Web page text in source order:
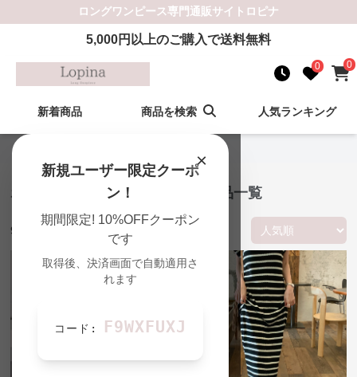
ロングワンピース専門通販サイト ロピナ
5,000円以上のご購入で送料無料
0 0
新着商品 商品を検索 人気ランキング
×
新規ユーザー限定クーポ
ン！
期間限定! 10%OFFクーポン
です
取得後、決済画面で自動適用さ
れます
コード: F9WXFUXJ
ロピナ TOP
ポロシャツ ロングワンピース 商品一覧
90 件の商品が見つかりました